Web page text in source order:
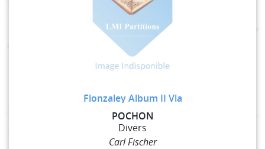
Flonzaley Album II Vla
POCHON
Divers
Carl Fischer